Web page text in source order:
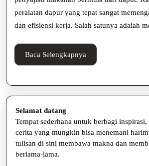
Solusi
Tepat
nih!
peralatan dapur yang tepat sangat
dan efisiensi kerja. Salah satunya adalah
Baca Selengkapnya
Selengkapnya
Selamat datang
Tempat sederhana untuk berbagi inspirasi,
cerita yang mungkin bisa menemani
tulisan di sini membawa makna dan
berlama-lama.